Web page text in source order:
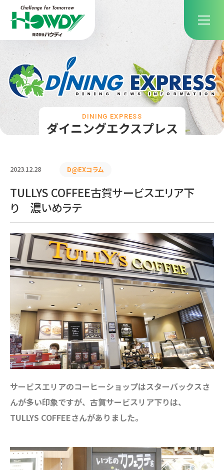
ダイニングエクスプレス
DINING EXPRESS
2023.12.28 D@EXコラム
TULLYS COFFEE古賀サービスエリア下
り 濃いめラテ
サービスエリアのコーヒーショップはスターバックスさ
んが多い印象ですが、 古賀サービスリア下りは、
TULLYS COFFEEさんがありました。